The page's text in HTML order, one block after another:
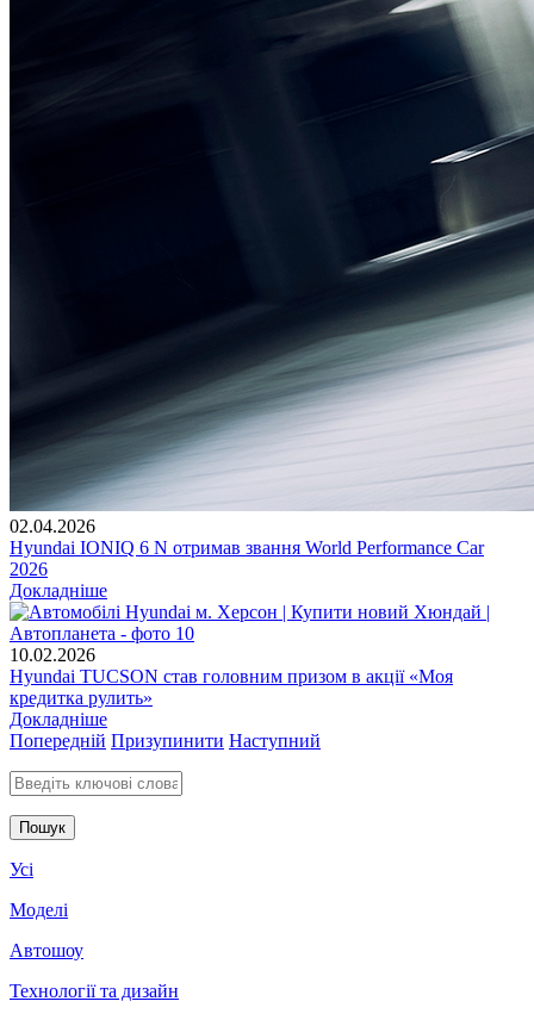
02.04.2026
Hyundai IONIQ 6 N отримав звання World Performance Car
2026
Докладніше
10.02.2026
Hyundai TUCSON став головним призом в акції «Моя
кредитка рулить»
Докладніше
Попередній Призупинити Наступний
Введіть ключові слова для пошуку
Усі
Моделі
Автошоу
Технології та дизайн